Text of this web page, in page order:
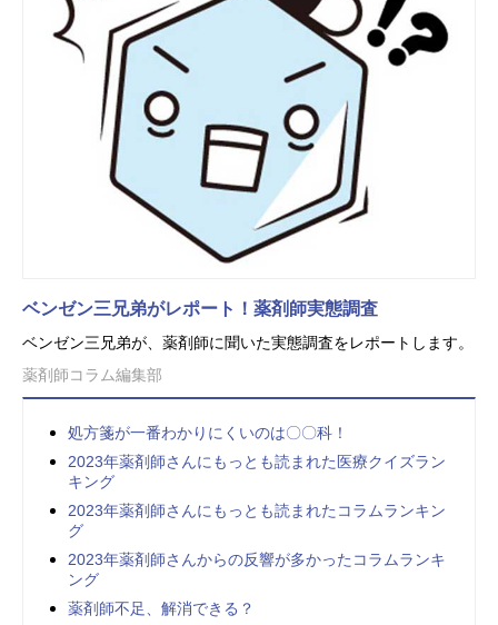
ベンゼン三兄弟がレポート！薬剤師実態調査
ベンゼン三兄弟が、薬剤師に聞いた実態調査をレポートします。
薬剤師コラム編集部
処方箋が一番わかりにくいのは〇〇科！
2023年薬剤師さんにもっとも読まれた医療クイズラン
キング
2023年薬剤師さんにもっとも読まれたコラムランキン
グ
2023年薬剤師さんからの反響が多かったコラムランキ
ング
薬剤師不足、解消できる？